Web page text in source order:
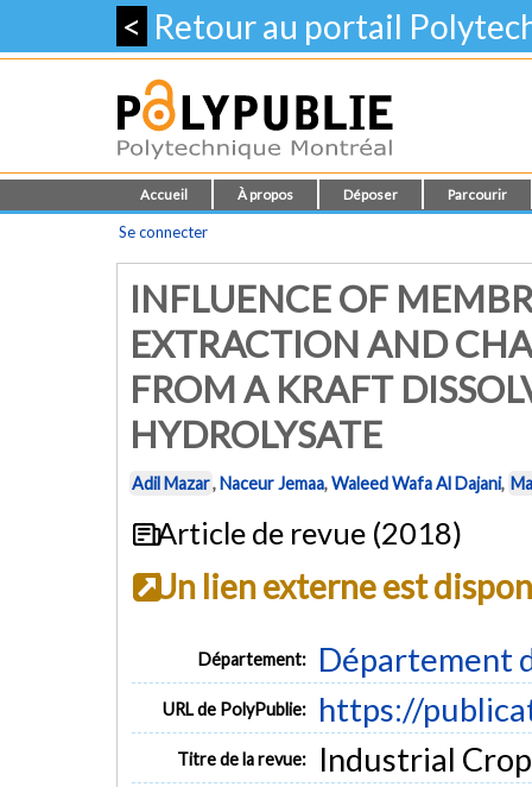
< Retour au portail
Accueil À propos Déposer Parcourir
Se connecter
INFLUENCE OF
EXTRACTION AND
FROM A KRAFT
HYDROLYSATE
Adil Mazar,Naceur Jemaa,Waleed Wafa Al Dajani,
Article de revue (2018)
Un lien externe est
Département: Département
URL de PolyPublie: https://
Titre de la revue: Industrial